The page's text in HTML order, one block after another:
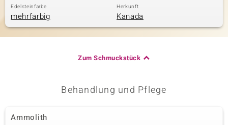
Edelsteinfarbe
mehrfarbig
Herkunft
Kanada
Zum Schmuckstück
Behandlung und Pflege
Ammolith